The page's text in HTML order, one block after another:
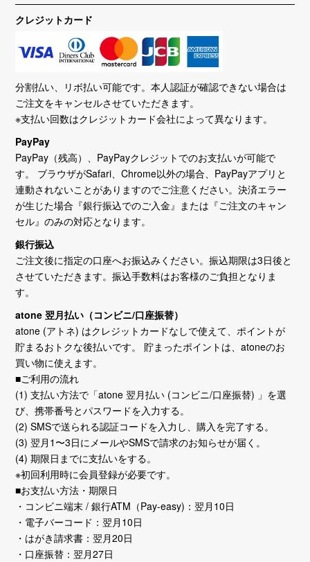
クレジットカード
分割払い、リボ払い可能です。本人認証が確認できない場合は
ご注文をキャンセルさせていただきます。
※支払い回数はクレジットカード会社によって異なります。
PayPay
PayPay（残高）、PayPayクレジットでのお支払いが可能で
す。 ブラウザがSafari、Chrome以外の場合、PayPayアプリと
連動されないことがありますのでご注意ください。決済エラー
が生じた場合『銀行振込でのご入金』または『ご注文のキャン
セル』のみの対応となります。
銀行振込
ご注文後に指定の口座へお振込みください。振込期限は3日後と
させていただきます。振込手数料はお客様のご負担となりま
す。
atone 翌月払い（コンビニ/口座振替）
atone (アトネ) はクレジットカードなしで使えて、ポイントが
貯まるおトクな後払いです。 貯まったポイントは、atoneのお
買い物に使えます。
■ご利用の流れ
(1) 支払い方法で「atone 翌月払い (コンビニ/口座振替) 」を選
び、携帯番号とパスワードを入力する。
(2) SMSで送られる認証コードを入力し、購入を完了する。
(3) 翌月1〜3日にメールやSMSで請求のお知らせが届く。
(4) 期限日までに支払いをする。
※初回利用時に会員登録が必要です。
■お支払い方法・期限日
・コンビニ端末 / 銀行ATM（Pay-easy)：翌月10日
・電子バーコード：翌月10日
・はがき請求書：翌月20日
・口座振替：翌月27日